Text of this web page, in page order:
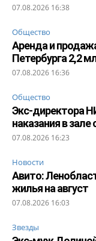
07.08.2026 16:38
Общество
Аренда и
Петербурга 2,2
07.08.2026 16:36
Общество
Экс-директора
наказания в
07.08.2026 16:23
Новости
Авито:
жилья на август
07.08.2026 16:03
Звезды